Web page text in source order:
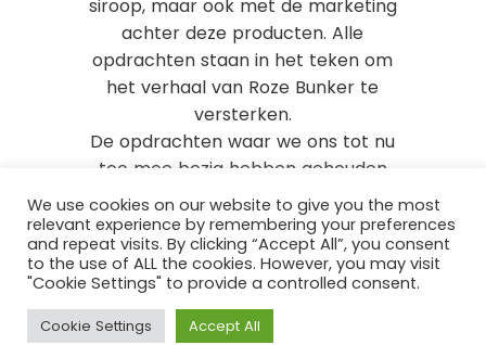
siroop, maar ook met de marketing
achter deze producten. Alle
opdrachten staan in het teken om
het verhaal van Roze Bunker te
versterken.
De opdrachten waar we ons tot nu
toe mee bezig hebben gehouden
hebben te maken met de
reststromen van Roze Bunker.
Allereerst zijn we aan de slag gegaan
met de pulp van de gekke bessen
siroop. We hebben gekeken of er
bedrijven zijn die er inkt van kunnen
We use cookies on our website to give you the most
relevant experience by remembering your preferences
and repeat visits. By clicking “Accept All”, you consent
to the use of ALL the cookies. However, you may visit
"Cookie Settings" to provide a controlled consent.
Cookie Settings Accept All